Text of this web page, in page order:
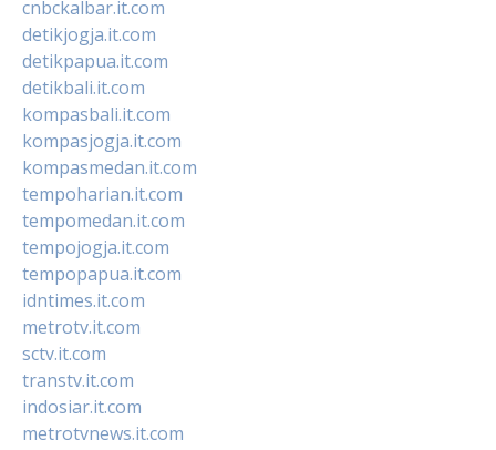
cnbckalbar.it.com
detikjogja.it.com
detikpapua.it.com
detikbali.it.com
kompasbali.it.com
kompasjogja.it.com
kompasmedan.it.com
tempoharian.it.com
tempomedan.it.com
tempojogja.it.com
tempopapua.it.com
idntimes.it.com
metrotv.it.com
sctv.it.com
transtv.it.com
indosiar.it.com
metrotvnews.it.com